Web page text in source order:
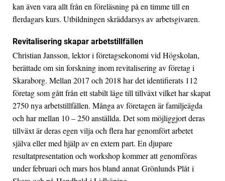
kan även vara allt från en föreläsning på en timme till en
flerdagars kurs. Utbildningen skräddarsys av arbetsgivaren.
Revitalisering skapar arbetstillfällen
Christian Jansson, lektor i företagsekonomi vid Högskolan,
berättade om sin forskning inom revitalisering av företag i
Skaraborg. Mellan 2017 och 2018 har det identifierats 112
företag som gått från ett stabilt läge till tillväxt vilket har skapat
2750 nya arbetstillfällen. Många av företagen är familjeägda
och har mellan 10 – 250 anställda. Det som möjliggjort deras
tillväxt är deras egen vilja och flera har genomfört arbetet
själva eller med hjälp av en extern part. En djupare
resultatpresentation och workshop kommer att genomföras
under februari och mars hos bland annat Grönlunds Plåt i